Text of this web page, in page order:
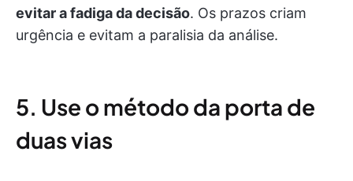
evitar a fadiga da decisão. Os prazos criam
urgência e evitam a paralisia da análise.
5. Use o método da porta de
duas vias